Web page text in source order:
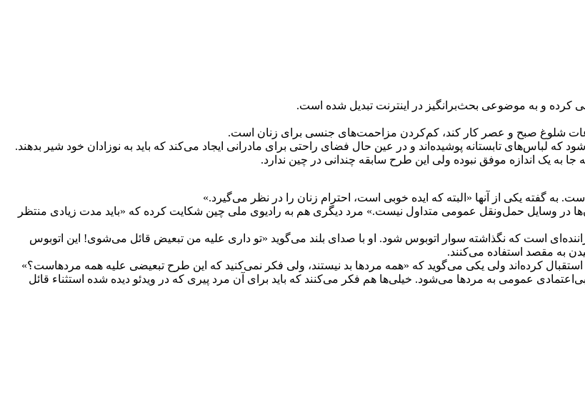
کرده و به موضوعی بحث‌برانگیز در اینترنت تبدیل شده است.
شلوغ صبح و عصر کار کند، کم‌کردن مزاحمت‌های جنسی برای زنان است.
لباس‌های تابستانه پوشیده‌اند و در عین حال فضای راحتی برای مادرانی ایجاد می‌کند که باید به نوزادان خود شیر بدهند.
به یک اندازه موفق نبوده ولی این طرح سابقه چندانی در چین ندارد.
به گفته یکی از آنها «البته که ایده خوبی است، احترام زنان را در نظر می‌گیرد.»
در وسایل حمل‌ونقل عمومی متداول نیست.» مرد دیگری هم به رادیوی ملی چین شکایت کرده که «باید مدت زیادی منتظر
است که نگذاشته سوار اتوبوس شود. او با صدای بلند می‌گوید «تو داری علیه من تبعیض قائل می‌شوی! این اتوبوس
به مقصد استفاده می‌کنند.
کرده‌اند ولی یکی می‌گوید که «همه مردها بد نیستند، ولی فکر نمی‌کنید که این طرح تبعیضی علیه همه مردهاست؟»
عمومی به مردها می‌شود. خیلی‌ها هم فکر می‌کنند که باید برای آن مرد پیری که در ویدئو دیده شده استثناء قائل